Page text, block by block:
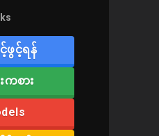
ဖွင့်ရန်
ကစား